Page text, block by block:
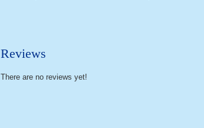
Reviews
There are no reviews yet!